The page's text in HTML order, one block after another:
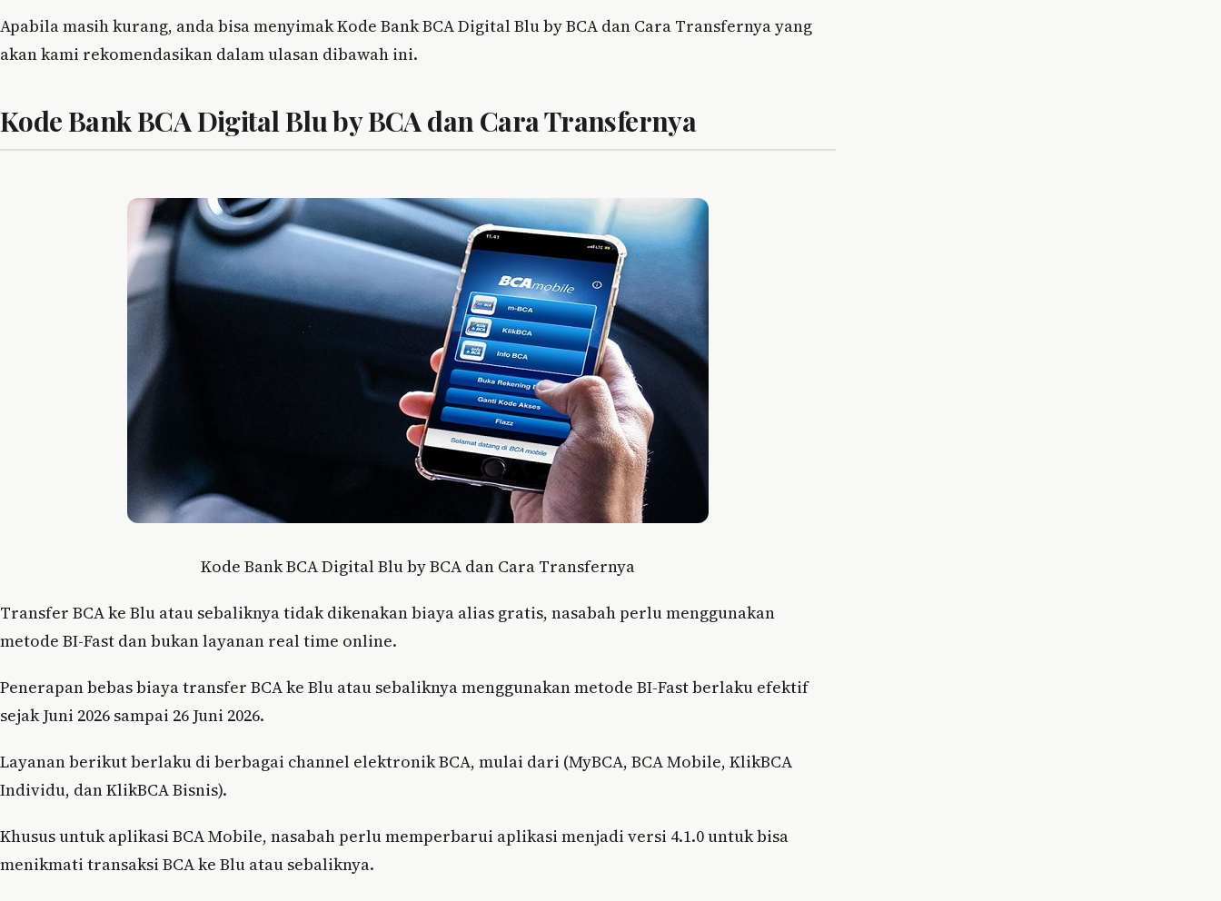
Apabila masih kurang, anda bisa menyimak Kode Bank BCA Digital Blu by BCA dan Cara Transfernya yang
akan kami rekomendasikan dalam ulasan dibawah ini.
Kode Bank BCA Digital Blu by BCA dan Cara Transfernya
Kode Bank BCA Digital Blu by BCA dan Cara Transfernya
Transfer BCA ke Blu atau sebaliknya tidak dikenakan biaya alias gratis, nasabah perlu menggunakan
metode BI-Fast dan bukan layanan real time online.
Penerapan bebas biaya transfer BCA ke Blu atau sebaliknya menggunakan metode BI-Fast berlaku efektif
sejak Juni 2026 sampai 26 Juni 2026.
Layanan berikut berlaku di berbagai channel elektronik BCA, mulai dari (MyBCA, BCA Mobile, KlikBCA
Individu, dan KlikBCA Bisnis).
Khusus untuk aplikasi BCA Mobile, nasabah perlu memperbarui aplikasi menjadi versi 4.1.0 untuk bisa
menikmati transaksi BCA ke Blu atau sebaliknya.